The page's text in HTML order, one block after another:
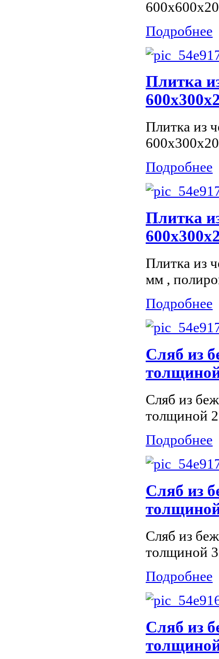
Подробнее
Плитка
Плитка из
Подробнее
Плитка
Плитка из
мм ,
Подробнее
Сляб из
Сляб из
толщиной
Подробнее
Сляб из
Сляб из
толщиной
Подробнее
Сляб из